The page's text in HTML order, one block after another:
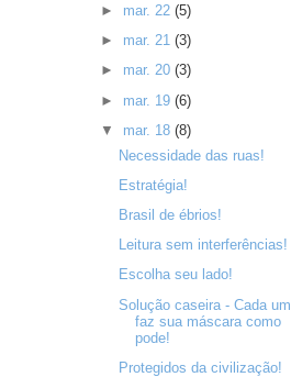
► mar. 22 (5)
► mar. 21 (3)
► mar. 20 (3)
► mar. 19 (6)
▼ mar. 18 (8)
Necessidade das ruas!
Estratégia!
Brasil de ébrios!
Leitura sem interferências!
Escolha seu lado!
Solução caseira - Cada um
faz sua máscara como
pode!
Protegidos da civilização!